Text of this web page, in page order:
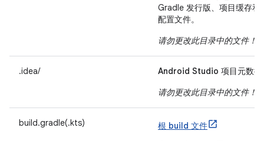
Gradle 发行版、项目缓存和
配置文件。
请勿更改此目录中的文件！
.idea/
Android Studio 项目元数据
请勿更改此目录中的文件！
build.gradle(.kts)
根 build 文件